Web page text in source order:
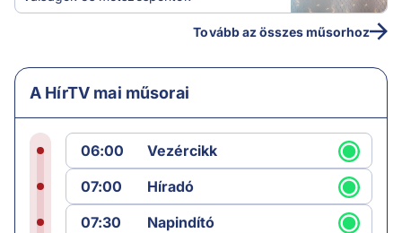
Tovább az összes műsorhoz
A HírTV mai műsorai
06:00
Vezércikk
07:00
Híradó
07:30
Napindító